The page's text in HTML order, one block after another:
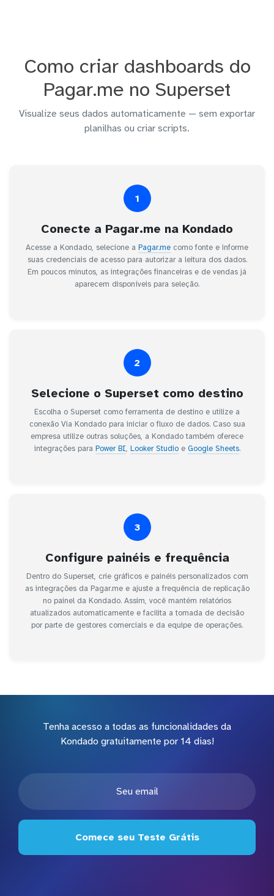
Como criar dashboards do
Pagar.me no Superset
Visualize seus dados automaticamente — sem exportar
planilhas ou criar scripts.
1
Conecte a Pagar.me na Kondado
Acesse a Kondado, selecione a Pagar.me como fonte e informe
suas credenciais de acesso para autorizar a leitura dos dados.
Em poucos minutos, as integrações financeiras e de vendas já
aparecem disponíveis para seleção.
2
Selecione o Superset como destino
Escolha o Superset como ferramenta de destino e utilize a
conexão Via Kondado para iniciar o fluxo de dados. Caso sua
empresa utilize outras soluções, a Kondado também oferece
integrações para Power BI, Looker Studioe Google Sheets.
3
Configure painéis e frequência
Dentro do Superset, crie gráficos e painéis personalizados com
as integrações da Pagar.me e ajuste a frequência de replicação
no painel da Kondado. Assim, você mantém relatórios
atualizados automaticamente e facilita a tomada de decisão
por parte de gestores comerciais e da equipe de operações.
Tenha acesso a todas as funcionalidades da
Kondado gratuitamente por 14 dias!
Comece seu Teste Grátis